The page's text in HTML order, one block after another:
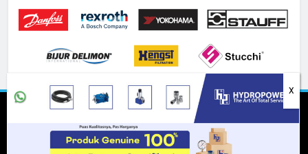
Copyright 2020 HydraulicHose.id All Rights Reserved.
Powered ByBlazeThemes.